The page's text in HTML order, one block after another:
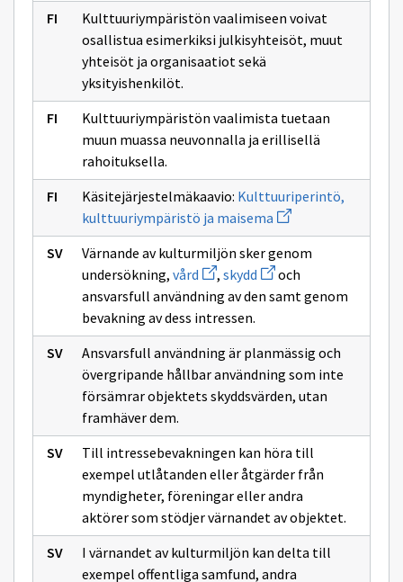
Kulttuuriympäristön vaalimiseen voivat
osallistua esimerkiksi julkisyhteisöt, muut
yhteisöt ja organisaatiot sekä
yksityishenkilöt.
Kulttuuriympäristön vaalimista tuetaan
muun muassa neuvonnalla ja erillisellä
rahoituksella.
Käsitejärjestelmäkaavio: Kulttuuriperintö,
kulttuuriympäristö ja maisema Avaa
uuden
ikkunan
sivulle
Kulttuuriperintö,
kulttuuriympäristö
ja
Värnande av kulturmiljön sker genom
undersökning, vård Avaa
uuden
ikkunan
sivulle
vård
, skydd Avaa
uuden
ikkunan
och
ansvarsfull användning av den samt genom
bevakning av dess intressen.
Ansvarsfull användning är planmässig och
övergripande hållbar användning som inte
försämrar objektets skyddsvärden, utan
framhäver dem.
Till intressebevakningen kan höra till
exempel utlåtanden eller åtgärder från
myndigheter, föreningar eller andra
aktörer som stödjer värnandet av objektet.
I värnandet av kulturmiljön kan delta till
exempel offentliga samfund, andra